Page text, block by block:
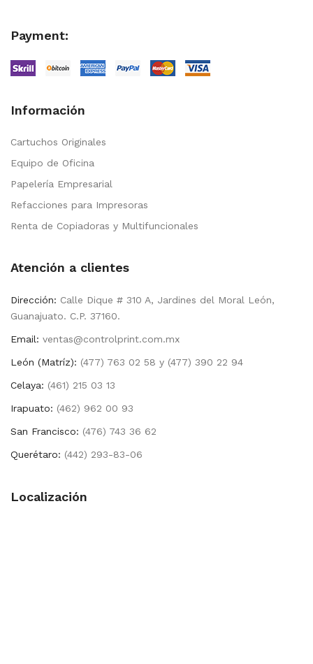
Payment:
Información
Cartuchos Originales
Equipo de Oficina
Papelería Empresarial
Refacciones para Impresoras
Renta de Copiadoras y Multifuncionales
Atención a clientes
Dirección: Calle Dique # 310 A, Jardines del Moral León,
Guanajuato. C.P. 37160.
Email: ventas@controlprint.com.mx
León (Matríz): (477) 763 02 58 y (477) 390 22 94
Celaya: (461) 215 03 13
Irapuato: (462) 962 00 93
San Francisco: (476) 743 36 62
Querétaro: (442) 293-83-06
Localización